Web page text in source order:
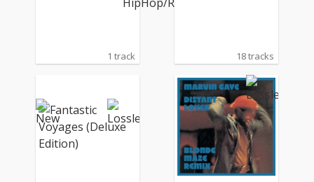
1 track 18 tracks